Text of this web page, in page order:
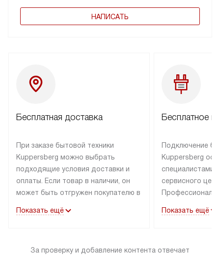
НАПИСАТЬ
Бесплатная доставка
При заказе бытовой техники
Kuppersberg можно выбрать
подходящие условия доставки и
оплаты. Если товар в наличии, он
может быть отгружен покупателю в
специальным лейблом
оплачивается дополнительно.
Показать ещё
Бесплатное
Подключение
Kuppersberg
специалистами
сервисного
эксплуатации
подключается
Показать ещё
За проверку и добавление контента отвечает